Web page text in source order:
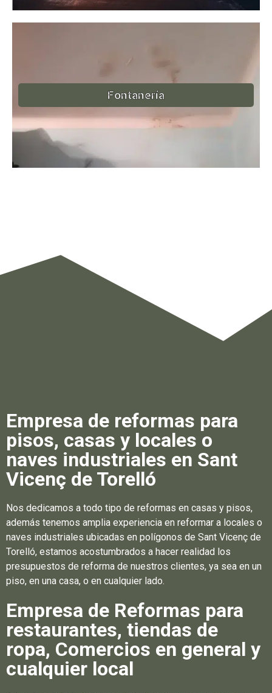
Fontanería
Empresa de reformas para
pisos, casas y locales o
naves industriales en Sant
Vicenç de Torelló
Nos dedicamos a todo tipo de reformas en casas y pisos,
además tenemos amplia experiencia en reformar a locales o
naves industriales ubicadas en polígonos de Sant Vicenç de
Torelló, estamos acostumbrados a hacer realidad los
presupuestos de reforma de nuestros clientes, ya sea en un
piso, en una casa, o en cualquier lado.
Empresa de Reformas para
restaurantes, tiendas de
ropa, Comercios en general y
cualquier local